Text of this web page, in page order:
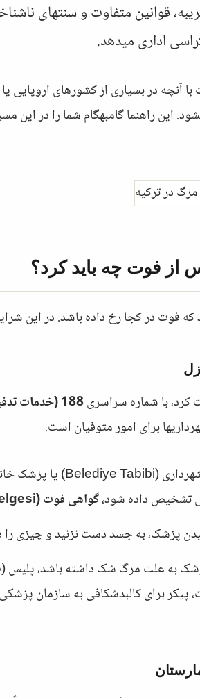
قوانین متفاوت و سنتهای
اداری میدهد.
با آنچه در بسیاری از کشورهای
این راهنما گامبهگام شما را در این
از فوت چه باید کرد؟
که فوت در کجا رخ داده باشد. در این
کرد، با شماره سراسری188 (خدمات تدفین – Cenaze Hizmetleri)
برای امور متوفیان است.
تشخیص داده شود،گواهی فوت (Ölüm Belgesi)
پزشک، به جسد دست نزنید و چیزی را